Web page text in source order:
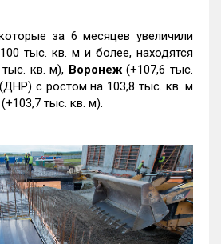
за 6 месяцев увеличили
тыс. кв. м и более, находятся
тыс. кв. м), Воронеж(+107,6 тыс.
(ДНР) с ростом на 103,8 тыс. кв. м
(+103,7 тыс. кв. м).